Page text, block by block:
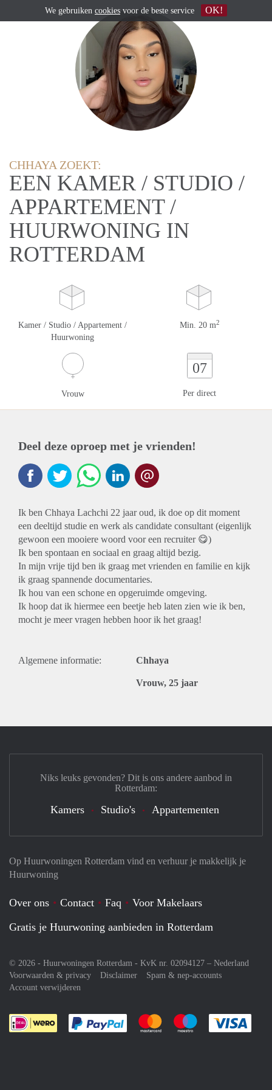
CHHAYA ZOEKT:
EEN KAMER / STUDIO /
APPARTEMENT /
HUURWONING IN
ROTTERDAM
Kamer / Studio / Appartement /
Huurwoning
Min. 20 m2
Vrouw
07
Per direct
Deel deze oproep met je vrienden!
Ik ben Chhaya Lachchi 22 jaar oud, ik doe op dit moment
een deeltijd studie en werk als candidate consultant (eigenlijk
gewoon een mooiere woord voor een recruiter 😋)
Ik ben spontaan en sociaal en graag altijd bezig.
In mijn vrije tijd ben ik graag met vrienden en familie en kijk
ik graag spannende documentaries.
Ik hou van een schone en opgeruimde omgeving.
Ik hoop dat ik hiermee een beetje heb laten zien wie ik ben,
mocht je meer vragen hebben hoor ik het graag!
Algemene informatie: Chhaya
Vrouw, 25 jaar
Op Huurwoningen Rotterdam vind en verhuur je makkelijk je
Huurwoning
Over ons Contact Faq
Voor Makelaars
Gratis je Huurwoning aanbieden in Rotterdam
© 2026 - Huurwoningen Rotterdam - KvK nr. 02094127 – Nederland
Voorwaarden & privacy
Disclaimer
Spam & nep-accounts
Account verwijderen
Je rekent gemakkelijk af met Paypal
Je rekent gemakkelijk af met
Je rekent
Niks leuks gevonden? Dit is ons andere aanbod in
Rotterdam:
Kamers Studio's Appartementen
We gebruiken cookies voor de beste service OK!